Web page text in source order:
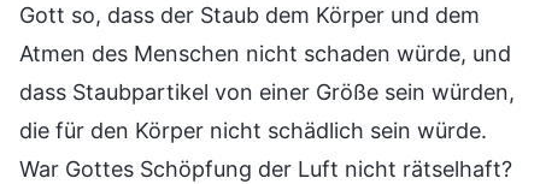
Gott so, dass der Staub dem Körper und dem
Atmen des Menschen nicht schaden würde, und
dass Staubpartikel von einer Größe sein würden,
die für den Körper nicht schädlich sein würde.
War Gottes Schöpfung der Luft nicht rätselhaft?